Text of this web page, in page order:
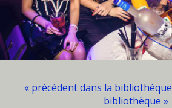
« précédent dans la bibliothèque
bibliothèque »